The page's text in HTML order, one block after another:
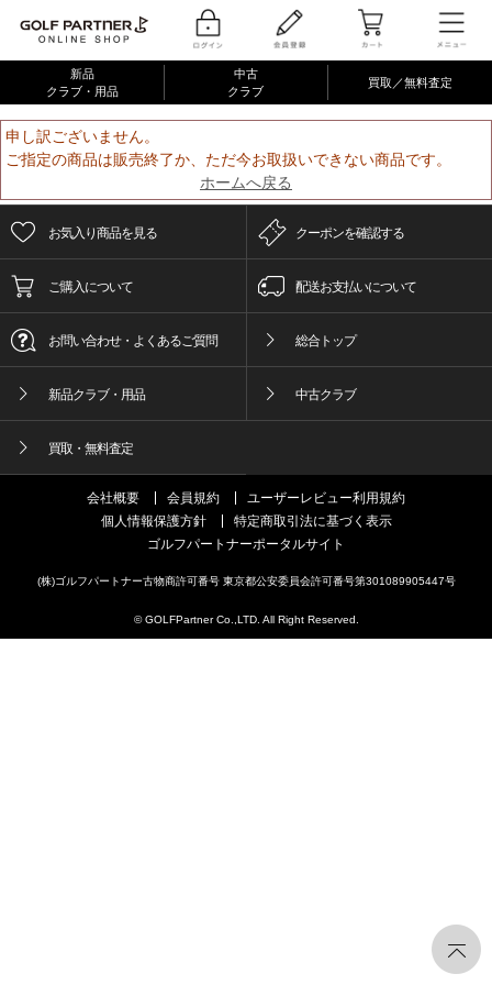
新品
クラブ・用品
中古
クラブ
買取／無料査定
申し訳ございません。
ご指定の商品は販売終了か、ただ今お取扱いできない商品です。
ホームへ戻る
お気入り商品を見る クーポンを確認する
ご購入について 配送お支払いについて
お問い合わせ・よくあるご質問 総合トップ
新品クラブ・用品 中古クラブ
買取・無料査定
会社概要 会員規約
ユーザーレビュー利用規約
個人情報保護方針
特定商取引法に基づく表示
ゴルフパートナーポータルサイト
(株)ゴルフパートナー古物商許可番号 東京都公安委員会許可番号第301089905447号
© GOLFPartner Co.,LTD. All Right Reserved.